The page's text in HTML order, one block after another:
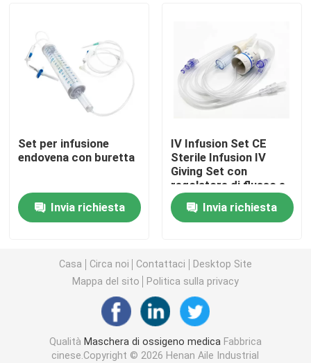
Maschera di ossigeno Venturi
Maschera di ossigeno portatile
Insieme di trasfusione di infusione
Catetere rivestito di silicone
Fasciatura vestirsi chirurgico
Gauze Cotton Swab
Set per infusione
endovena con buretta
Invia richiesta
IV Infusion Set CE
Sterile Infusion IV
Giving Set con
regolatore di flusso e
ago
Invia richiesta
Casa Circa noi Contattaci
Desktop Site
Mappa del sito
Politica sulla privacy
Qualità Maschera di ossigeno medica Fabbrica
cinese.Copyright © 2026 Henan Aile Industrial